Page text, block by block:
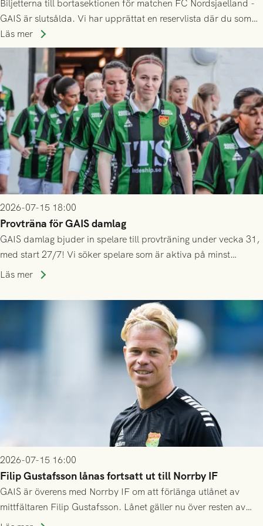
Biljetterna till bortasektionen för matchen FC Nordsjaelland -
GAIS är slutsålda. Vi har upprättat en reservlista där du som
ännu inte har någon biljett kan anmäla ditt intresse. Du kan
inte själv överlåta din biljett till någon annan.
Läs mer
2026-07-15 18:00
Provträna för GAIS damlag
GAIS damlag bjuder in spelare till provträning under vecka 31,
med start 27/7! Vi söker spelare som är aktiva på minst
division 3-nivå.
Läs mer
2026-07-15 16:00
Filip Gustafsson lånas fortsatt ut till Norrby IF
GAIS är överens med Norrby IF om att förlänga utlånet av
mittfältaren Filip Gustafsson. Lånet gäller nu över resten av
säsongen 2026.